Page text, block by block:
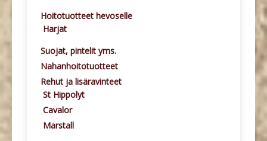
Hoitotuotteet hevoselle
Harjat
Suojat, pintelit yms.
Nahanhoitotuotteet
Rehut ja lisäravinteet
St Hippolyt
Cavalor
Marstall